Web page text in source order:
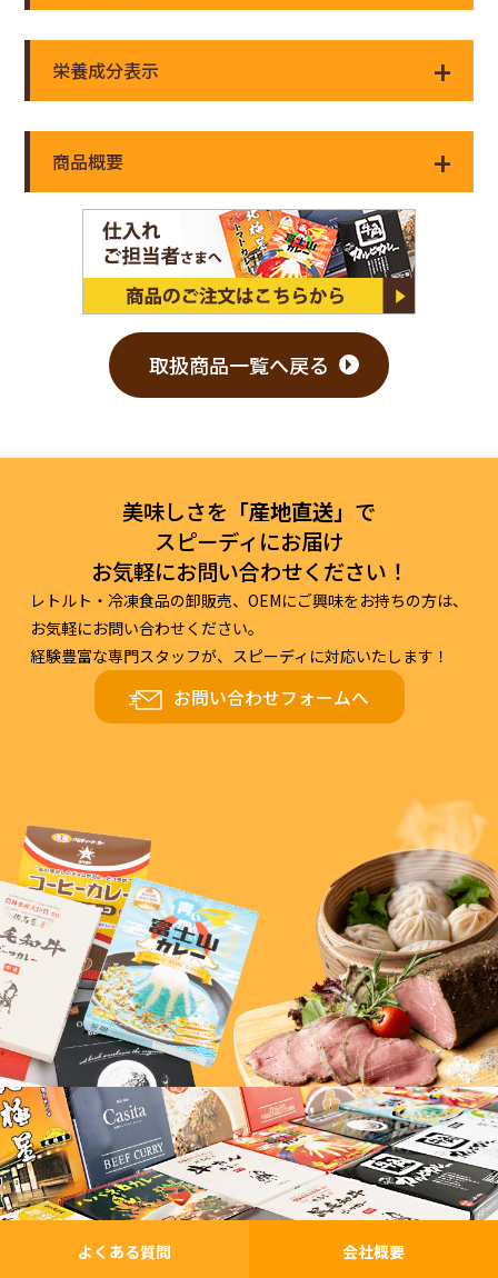
栄養成分表示
商品概要
取扱商品一覧へ戻る
美味しさを 「産地直送」 で
スピーディにお届け
お気軽にお問い合わせください！
レトルト・冷凍食品の卸販売、OEMにご興味をお持ちの方は、
お気軽にお問い合わせください。
経験豊富な専門スタッフが、スピーディに対応いたします！
お問い合わせフォームへ
よくある質問 会社概要